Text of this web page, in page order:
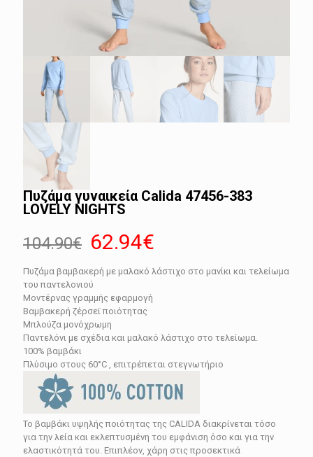
Πυζάμα γυναικεία Calida 47456-383
LOVELY NIGHTS
104.90€ Original
price
was:
104.90€.
62.94€
τρέχουσα
τιμή
Πυζάμα βαμβακερή με μαλακό λάστιχο στο μανίκι και τελείωμα
του παντελονιού
Μοντέρνας γραμμής εφαρμογή
Βαμβακερή ζέρσεϊ ποιότητας
Μπλούζα μονόχρωμη
Παντελόνι με σχέδια και μαλακό λάστιχο στο τελείωμα.
100% βαμβάκι
Πλύσιμο στους 60°C , επιτρέπεται στεγνωτήριο
Το βαμβάκι υψηλής ποιότητας της CALIDA διακρίνεται τόσο
για την λεία και εκλεπτυσμένη του εμφάνιση όσο και για την
ελαστικότητά του. Επιπλέον, χάρη στις προσεκτικά